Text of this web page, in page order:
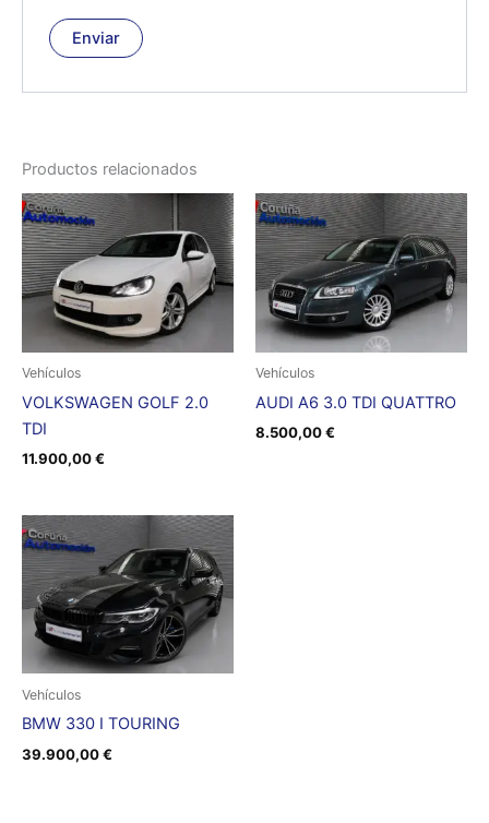
Productos relacionados
Vehículos
VOLKSWAGEN GOLF 2.0
TDI
11.900,00€
Vehículos
AUDI A6 3.0 TDI QUATTRO
8.500,00€
Vehículos
BMW 330 I TOURING
39.900,00€